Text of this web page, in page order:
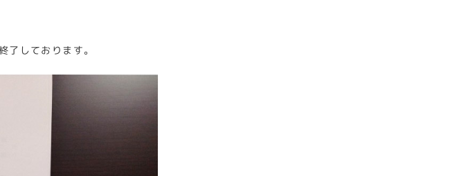
しております。